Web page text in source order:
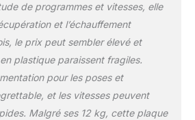
ou d’éventuelles
blessures. Par ailleurs,
l’efficacité thérapeutique
des vibrations est utilisée
dans le domaine médical
pour favoriser la
guérison des fractures et
de programmes et vitesses, elle
et l’échauffement
le prix peut sembler élevé et
plastique paraissent fragiles.
pour les poses et
et les vitesses peuvent
Malgré ses 12 kg, cette plaque